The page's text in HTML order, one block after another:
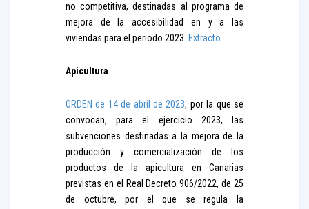
no competitiva, destinadas al programa de
mejora de la accesibilidad en y a las
viviendas para el periodo 2023. Extracto.
Apicultura
ORDEN de 14 de abril de 2023, por la que se
convocan, para el ejercicio 2023, las
subvenciones destinadas a la mejora de la
producción y comercialización de los
productos de la apicultura en Canarias
previstas en el Real Decreto 906/2022, de 25
de octubre, por el que se regula la